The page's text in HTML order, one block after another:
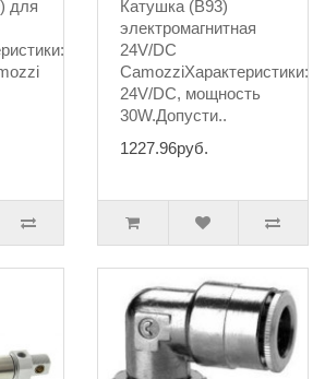
для
Катушка (B93)
электромагнитная
24V/DC
24V/DC, мощность
30W.Допусти..
1227.96руб.